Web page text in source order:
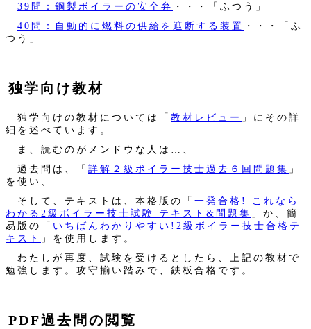
39問：鋼製ボイラーの安全弁 ・・・「ふつう」
40問：自動的に燃料の供給を遮断する装置 ・・・「ふ
つう」
独学向け教材
独学向けの教材については「 教材レビュー 」にその詳
細を述べています。
ま、読むのがメンドウな人は…、
過去問は、「 詳解２級ボイラー技士過去６回問題集 」
を使い、
そして、テキストは、本格版の「 一発合格! これなら
わかる2級ボイラー技士試験 テキスト&問題集 」か、簡
易版の「 いちばんわかりやすい!2級ボイラー技士合格テ
キスト
」を使用します。
わたしが再度、試験を受けるとしたら、上記の教材で
勉強します。攻守揃い踏みで、鉄板合格です。
PDF過去問の閲覧